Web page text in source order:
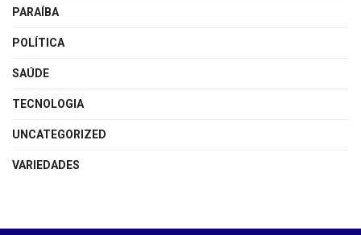
PARAÍBA
POLÍTICA
SAÚDE
TECNOLOGIA
UNCATEGORIZED
VARIEDADES